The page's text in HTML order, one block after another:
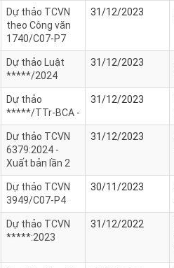
Dự thảo TCVN
theo Công văn
1740/C07-P7
31/12/2023
Dự thảo Luật
*****/2024
31/12/2023
Dự thảo
*****/TTr-BCA -
31/12/2023
Dự thảo TCVN
6379:2024 -
Xuất bản lần 2
31/12/2023
Dự thảo TCVN
3949/C07-P4
30/11/2023
Dự thảo TCVN
*****:2023
31/12/2022